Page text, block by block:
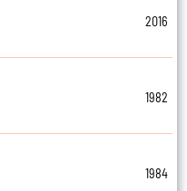
2016
1982
1984